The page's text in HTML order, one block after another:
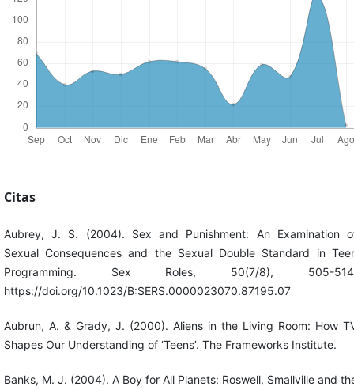
Citas
Aubrey, J. S. (2004). Sex and Punishment: An Examination
Sexual Consequences and the Sexual Double Standard in
Programming. Sex Roles, 50(7/8), 505-
https://doi.org/10.1023/B:SERS.0000023070.87195.07
Aubrun, A. & Grady, J. (2000). Aliens in the Living Room: How
Shapes Our Understanding of ‘Teens’. The Frameworks Institute.
Banks, M. J. (2004). A Boy for All Planets: Roswell, Smallville and